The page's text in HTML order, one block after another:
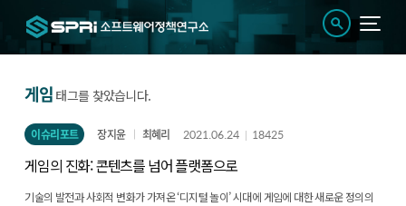
게임 태그를 찾았습니다.
이슈리포트 장지윤 최혜리 2021.06.24 18425
게임의 진화: 콘텐츠를 넘어 플랫폼으로
기술의 발전과 사회적 변화가 가져온 ‘디지털 놀이’ 시대에 게임에 대한 새로운 정의의